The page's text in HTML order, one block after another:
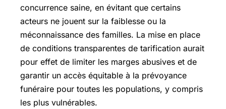
concurrence saine, en évitant que certains
acteurs ne jouent sur la faiblesse ou la
méconnaissance des familles. La mise en place
de conditions transparentes de tarification aurait
pour effet de limiter les marges abusives et de
garantir un accès équitable à la prévoyance
funéraire pour toutes les populations, y compris
les plus vulnérables.